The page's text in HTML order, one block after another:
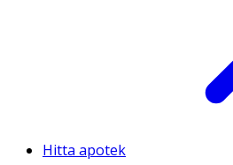
Hitta apotek